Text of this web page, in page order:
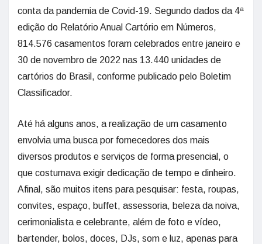
conta da pandemia de Covid-19. Segundo dados da 4ª
edição do Relatório Anual Cartório em Números,
814.576 casamentos foram celebrados entre janeiro e
30 de novembro de 2022 nas 13.440 unidades de
cartórios do Brasil, conforme publicado pelo Boletim
Classificador.
Até há alguns anos, a realização de um casamento
envolvia uma busca por fornecedores dos mais
diversos produtos e serviços de forma presencial, o
que costumava exigir dedicação de tempo e dinheiro.
Afinal, são muitos itens para pesquisar: festa, roupas,
convites, espaço, buffet, assessoria, beleza da noiva,
cerimonialista e celebrante, além de foto e vídeo,
bartender, bolos, doces, DJs, som e luz, apenas para